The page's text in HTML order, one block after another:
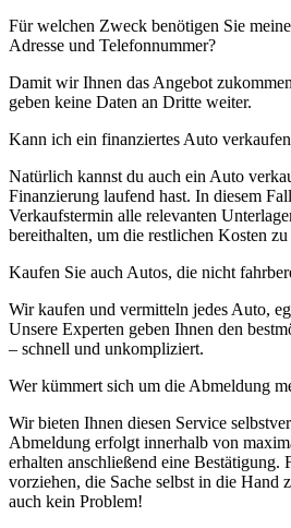
Für welchen Zweck benötigen Sie
Adresse und Telefonnummer?
Damit wir Ihnen das Angebot
geben keine Daten an Dritte weiter.
Kann ich ein finanziertes Auto
Natürlich kannst du auch ein Auto
Finanzierung laufend hast. In diesem
Verkaufstermin alle relevanten
bereithalten, um die restlichen Kosten zu
Kaufen Sie auch Autos, die nicht
Wir kaufen und vermitteln jedes Auto,
Unsere Experten geben Ihnen den
– schnell und unkompliziert.
Wer kümmert sich um die Abmeldung
Wir bieten Ihnen diesen Service
Abmeldung erfolgt innerhalb von
erhalten anschließend eine Bestätigung.
vorziehen, die Sache selbst in die Hand
auch kein Problem!